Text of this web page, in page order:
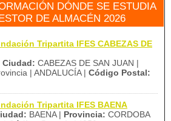
DÓNDE SE ESTUDIA
DE ALMACÉN 2026
Tripartita IFES CABEZAS DE
Ciudad: CABEZAS DE SAN JUAN |
| ANDALUCÍA | Código Postal:
Tripartita IFES BAENA
BAENA | Provincia: CORDOBA